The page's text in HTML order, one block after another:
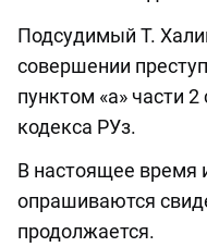
Подсудимый Т.
совершении
пунктом «а» части
кодекса РУз.
В настоящее время
опрашиваются
продолжается.